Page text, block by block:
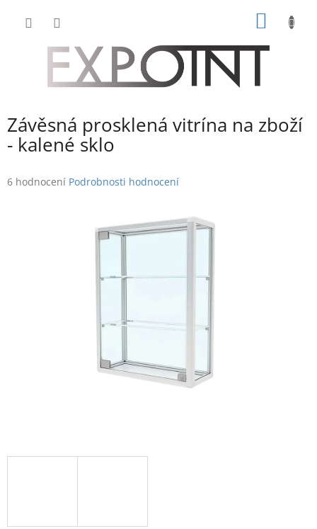
Závěsná prosklená vitrína na zboží
- kalené sklo
Průměrné
6 hodnocení Podrobnosti hodnocení